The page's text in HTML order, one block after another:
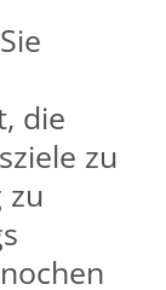
die
zu
zu